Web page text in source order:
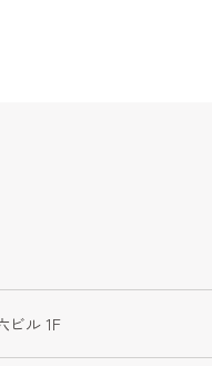
ビル 1F